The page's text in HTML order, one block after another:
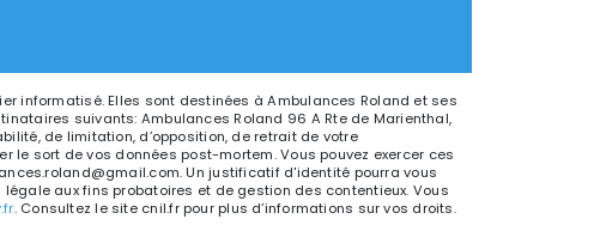
informatisé. Elles sont destinées à Ambulances Roland et ses
suivants: Ambulances Roland 96 A Rte de Marienthal,
de limitation, d’opposition, de retrait de votre
le sort de vos données post-mortem. Vous pouvez exercer ces
Un justificatif d'identité pourra vous
aux fins probatoires et de gestion des contentieux. Vous
. Consultez le site cnil.fr pour plus d’informations sur vos droits.